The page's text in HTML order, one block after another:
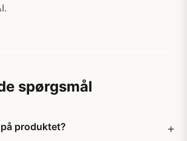
spørgsmål
produktet?